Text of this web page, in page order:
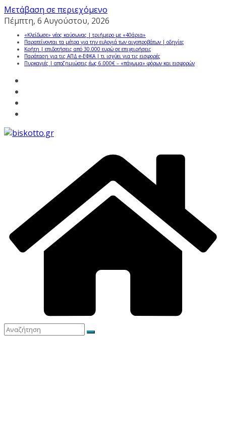
Μετάβαση σε περιεχόμενο
Πέμπτη, 6 Αυγούστου, 2026
«Κλείδωσε» νέος καύσωνας | τριήμερο με «40άρια»
Παρατείνονται τα μέτρα για την ευλογιά των αιγοπροβάτων | οδηγίες
Κρήτη | επιδοτήσεις από 30.000 ευρώ σε επιχειρήσεις
Παράταση για τις ΑΠΔ e-ΕΦΚΑ | τι ισχύει για τις εισφορές
Πυρκαγιές | αποζημιώσεις έως 6.000€ – «πάγωμα» φόρων και εισφορών